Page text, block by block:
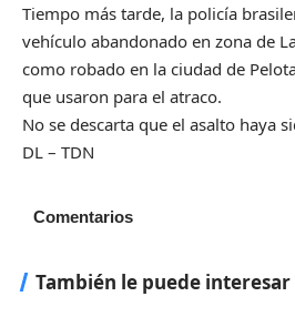
Tiempo más tarde, la policía
vehículo abandonado en zona de
como robado en la ciudad de
que usaron para el atraco.
No se descarta que el asalto haya
DL – TDN
Comentarios
También le puede interesar